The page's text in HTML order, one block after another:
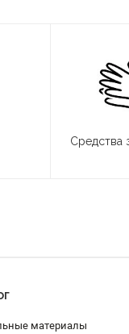
Средства
материалы